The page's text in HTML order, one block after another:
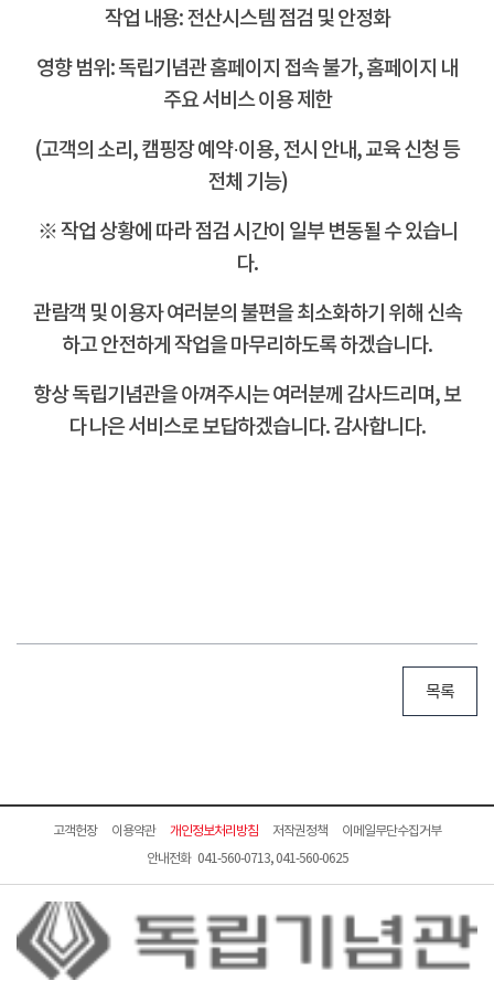
작업 내용: 전산시스템 점검 및 안정화
영향 범위: 독립기념관 홈페이지 접속 불가, 홈페이지 내
주요 서비스 이용 제한
(고객의 소리, 캠핑장 예약·이용, 전시 안내, 교육 신청 등
전체 기능)
※ 작업 상황에 따라 점검 시간이 일부 변동될 수 있습니
다.
관람객 및 이용자 여러분의 불편을 최소화하기 위해 신속
하고안전하게 작업을 마무리하도록 하겠습니다.
항상 독립기념관을 아껴주시는 여러분께 감사드리며, 보
다 나은 서비스로 보답하겠습니다. 감사합니다.
목록
고객헌장 이용약관 개인정보처리방침 저작권정책
이메일무단수집거부
안내전화 041-560-0713, 041-560-0625